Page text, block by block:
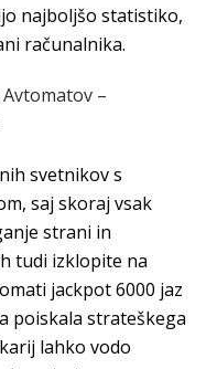
najboljšo statistiko,
računalnika.
–
svetnikov s
saj skoraj vsak
strani in
tudi izklopite na
jackpot 6000 jaz
poiskala strateškega
lahko vodo